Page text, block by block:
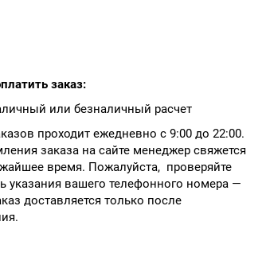
заказ:
или безналичный расчет
проходит ежедневно с 9:00 до 22:00.
заказа на сайте менеджер свяжется
время. Пожалуйста, проверяйте
указания вашего телефонного номера —
доставляется только после